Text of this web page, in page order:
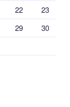
22
23
29
30